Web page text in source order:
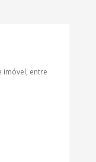
imóvel, entre